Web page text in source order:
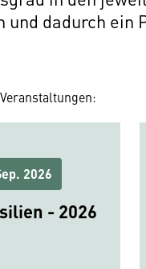
und dadurch
2026
- 2026